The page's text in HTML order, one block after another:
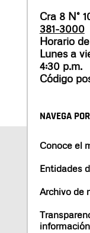
Cra 8 N°
381-3000
Horario
Lunes a
4:30 p.m.
Código
NAVEGA
Conoce el
Entidades
Archivo de
información